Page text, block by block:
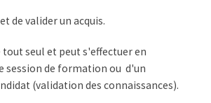
de valider un acquis.
tout seul et peut s'effectuer en
session de formation ou d'un
(validation des connaissances).